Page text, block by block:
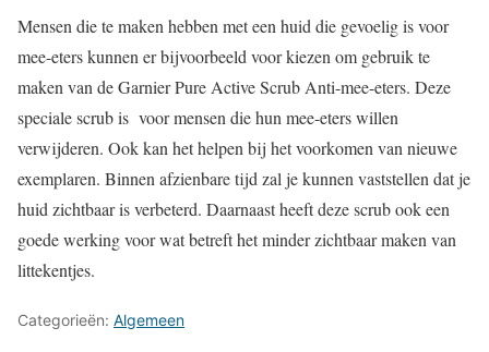
Mensen die te maken hebben met een huid die gevoelig is voor
mee-eters kunnen er bijvoorbeeld voor kiezen om gebruik te
maken van de Garnier Pure Active Scrub Anti-mee-eters. Deze
speciale scrub is voor mensen die hun mee-eters willen
verwijderen. Ook kan het helpen bij het voorkomen van nieuwe
exemplaren. Binnen afzienbare tijd zal je kunnen vaststellen dat je
huid zichtbaar is verbeterd. Daarnaast heeft deze scrub ook een
goede werking voor wat betreft het minder zichtbaar maken van
littekentjes.
Categorieën: Algemeen